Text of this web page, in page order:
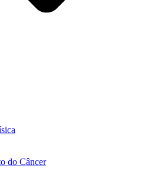
do Câncer